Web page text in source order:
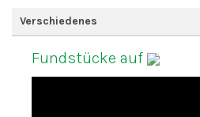
Verschiedenes
Fundstücke auf